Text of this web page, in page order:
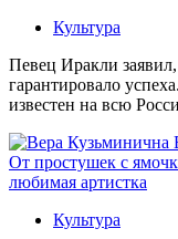
Культура
Певец Иракли
гарантировало
известен на всю
От простушек с
любимая артистка
Культура